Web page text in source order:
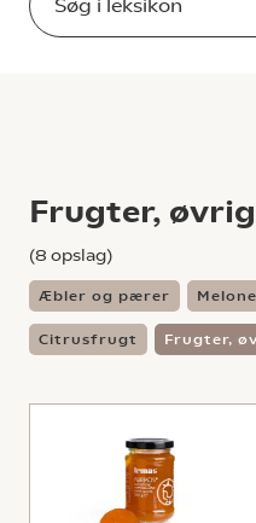
Frugter,
(8 opslag)
Æbler og pærer
Citrusfrugt Frugter,